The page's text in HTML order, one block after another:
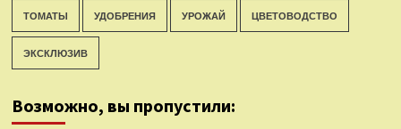
ТОМАТЫ УДОБРЕНИЯ УРОЖАЙ ЦВЕТОВОДСТВО
ЭКСКЛЮЗИВ
Возможно, вы пропустили: